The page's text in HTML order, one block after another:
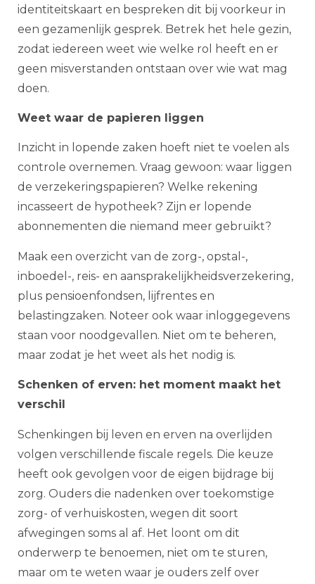
identiteitskaart en bespreken dit bij voorkeur in
een gezamenlijk gesprek. Betrek het hele gezin,
zodat iedereen weet wie welke rol heeft en er
geen misverstanden ontstaan over wie wat mag
doen.
Weet waar de papieren liggen
Inzicht in lopende zaken hoeft niet te voelen als
controle overnemen. Vraag gewoon: waar liggen
de verzekeringspapieren? Welke rekening
incasseert de hypotheek? Zijn er lopende
abonnementen die niemand meer gebruikt?
Maak een overzicht van de zorg-, opstal-,
inboedel-, reis- en aansprakelijkheidsverzekering,
plus pensioenfondsen, lijfrentes en
belastingzaken. Noteer ook waar inloggegevens
staan voor noodgevallen. Niet om te beheren,
maar zodat je het weet als het nodig is.
Schenken of erven: het moment maakt het
verschil
Schenkingen bij leven en erven na overlijden
volgen verschillende fiscale regels. Die keuze
heeft ook gevolgen voor de eigen bijdrage bij
zorg. Ouders die nadenken over toekomstige
zorg- of verhuiskosten, wegen dit soort
afwegingen soms al af. Het loont om dit
onderwerp te benoemen, niet om te sturen,
maar om te weten waar je ouders zelf over